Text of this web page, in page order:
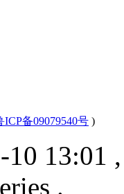
ICP备09079540号 )
13:01
.